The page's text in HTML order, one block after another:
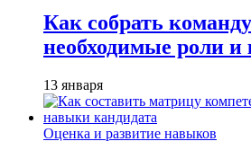
Как собрать
необходимые роли и
13 января
Оценка и развитие навыков